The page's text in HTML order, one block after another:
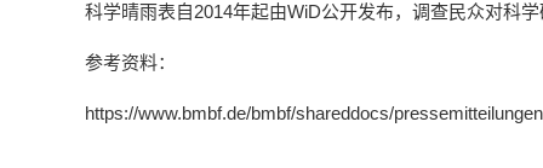
科学晴雨表自2014年起由WiD公开发布，调查民众对科
参考资料：
https://www.bmbf.de/bmbf/shareddocs/